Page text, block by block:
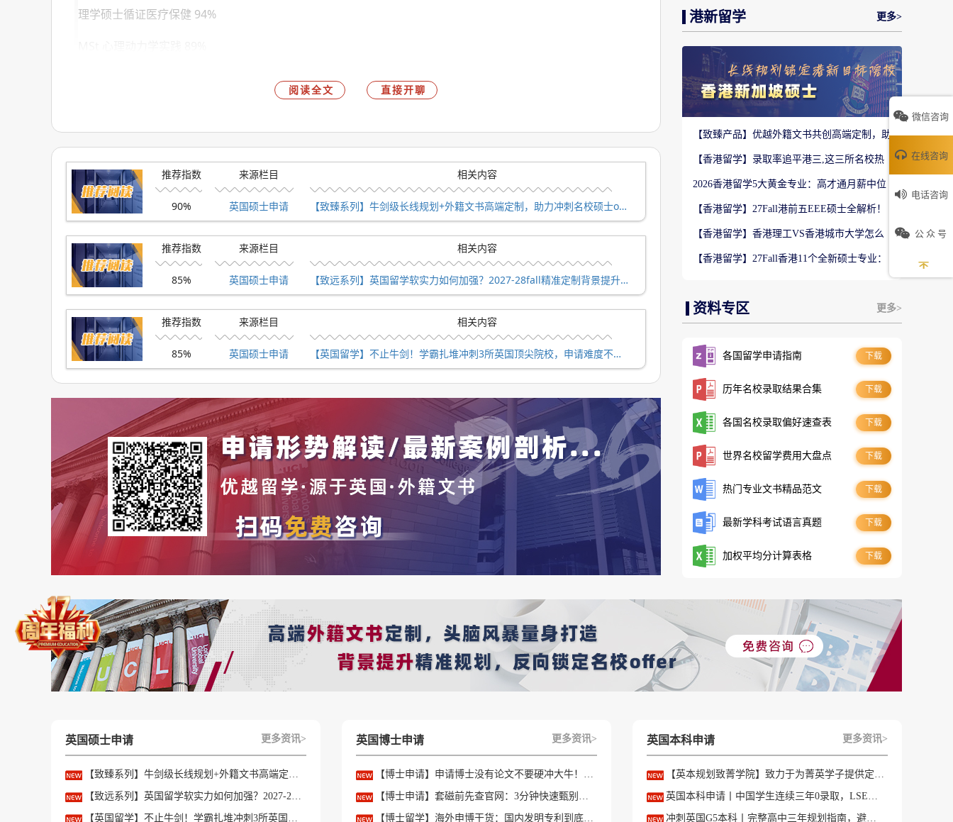
理学硕士循证医疗保健 94%
硕士专业项目管理 84%
PgDip 健康研究 83%
希腊语和/或拉丁语语言和文学硕士 81%
睡眠医学硕士 81%
都说剑桥申请难，但其硕士录取率是G5中除UCL伦敦大学学院以外，唯一一个超过30%的。
有些同学可能认为是申请剑桥的人数少，这些同学准备得都很充分，所以录取率才偏高。实际上并非如此!剑桥大
学申请人数也超过3万!比牛津的申请人数多了整整4000+!
除了整体录取率高以外，在专业录取上非常友好。剑桥大学最难申的专业，其录取率都超过了10%!
要知道，其他G5院校，难申请的专业录取率基本都只有5%左右。部分研究型硕士录取率甚至低至3%。这样一
看，剑桥真的算是比较友好的了。
剑桥大学录取率高的专业(机翻)：
CPGS 法律研究 98%
CPGS 经济学 96%
硕士咨询 91%
教育硕士 (PACES-MEd) ~75%
生物科学硕士 88%
拉丁美洲研究硕士 83%
教育硕士 80%
阅读全文 直接开聊
推荐指数
90%
来源栏目
英国硕士申请
相关内容
【致臻系列】牛剑级长线规划+外籍文书高端定制，助力冲刺名校硕士offer！
推荐指数
85%
来源栏目
英国硕士申请
相关内容
【致远系列】英国留学软实力如何加强？2027-28fall精准定制背景提升！
推荐指数
85%
来源栏目
英国硕士申请
相关内容
【英国留学】不止牛剑！学霸扎堆冲刺3所英国顶尖院校，申请难度不输牛津剑桥
港新留学 更多>
【致臻产品】优越外籍文书共创高端定制，助
【香港留学】录取率追平港三,这三所名校热
2026香港留学5大黄金专业：高才通月薪中位
【香港留学】27Fall港前五EEE硕士全解析！
【香港留学】香港理工VS香港城市大学怎么
【香港留学】27Fall香港11个全新硕士专业：
资料专区 更多>
各国留学申请指南 下载
历年名校录取结果合集 下载
各国名校录取偏好速查表 下载
世界名校留学费用大盘点 下载
热门专业文书精品范文 下载
最新学科考试语言真题 下载
加权平均分计算表格 下载
英国硕士申请 更多资讯>
【致臻系列】牛剑级长线规划+外籍文书高端定制，助力冲刺名校硕士offer！
【致远系列】英国留学软实力如何加强？2027-28fall精准定制背景提升！
【英国留学】不止牛剑！学霸扎堆冲刺3所英国顶尖院校，申请难度不输牛津剑桥
英国博士申请 更多资讯>
【博士申请】申请博士没有论文不要硬冲大牛！学会精准筛选导师
【博士申请】套磁前先查官网：3分钟快速甄别只收985/高绩点的内卷课题组
【博士留学】海外申博干货：国内发明专利到底能不能加分？含金量一文讲透
英国本科申请 更多资讯>
【英本规划致菁学院】致力于为菁英学子提供定制式升学规划服务！
英国本科申请丨中国学生连续三年0录取，LSE这些专业为什么难申？
冲刺英国G5本科丨完整高中三年规划指南，避开 90% 申请者踩过的坑
微信咨询
在线咨询
电话咨询
公 众 号